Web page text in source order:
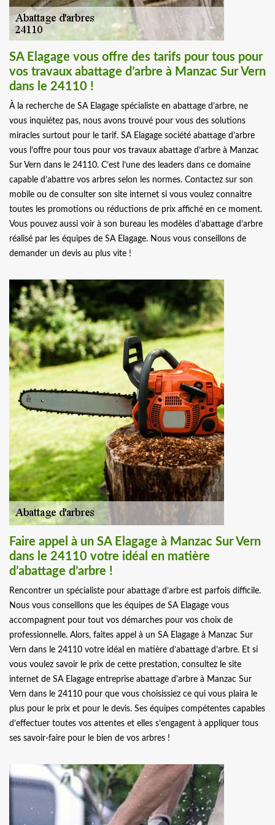
SA Elagage vous offre des tarifs pour tous pour
vos travaux abattage d’arbre à Manzac Sur Vern
dans le 24110 !
À la recherche de SA Elagage spécialiste en abattage d’arbre, ne
vous inquiétez pas, nous avons trouvé pour vous des solutions
miracles surtout pour le tarif. SA Elagage société abattage d’arbre
vous l’offre pour tous pour vos travaux abattage d’arbre à Manzac
Sur Vern dans le 24110. C’est l’une des leaders dans ce domaine
capable d’abattre vos arbres selon les normes. Contactez sur son
mobile ou de consulter son site internet si vous voulez connaitre
toutes les promotions ou réductions de prix affiché en ce moment.
Vous pouvez aussi voir à son bureau les modèles d’abattage d’arbre
réalisé par les équipes de SA Elagage. Nous vous conseillons de
demander un devis au plus vite !
Faire appel à un SA Elagage à Manzac Sur Vern
dans le 24110 votre idéal en matière
d’abattage d’arbre !
Rencontrer un spécialiste pour abattage d’arbre est parfois difficile.
Nous vous conseillons que les équipes de SA Elagage vous
accompagnent pour tout vos démarches pour vos choix de
professionnelle. Alors, faites appel à un SA Elagage à Manzac Sur
Vern dans le 24110 votre idéal en matière d’abattage d’arbre. Et si
vous voulez savoir le prix de cette prestation, consultez le site
internet de SA Elagage entreprise abattage d'arbre à Manzac Sur
Vern dans le 24110 pour que vous choisissiez ce qui vous plaira le
plus pour le prix et pour le devis. Ses équipes compétentes capables
d’effectuer toutes vos attentes et elles s’engagent à appliquer tous
ses savoir-faire pour le bien de vos arbres !